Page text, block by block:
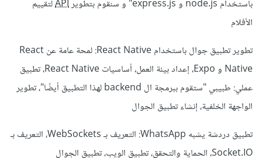
باستخدام node.js و express.js" و سنقوم بتطوير
APIلتقييم
الأفلام
تطوير تطبيق جوال باستخدام React Native: لمحة عامة عن React
Native و Expo، إعداد بيئة العمل، أساسيات React Native، تطبيق
عملي: طبيبي "ستقوم ببرمجة ال backend لهذا التطبيق أيضًا"، تطوير
الواجهة الخلفية، إنشاء تطبيق الجوال
تطبيق دردشة يشبه WhatsApp: التعريف بـ WebSockets، التعريف بـ
Socket.IO، الحماية والتحقق، تطبيق الويب، تطبيق الجوال